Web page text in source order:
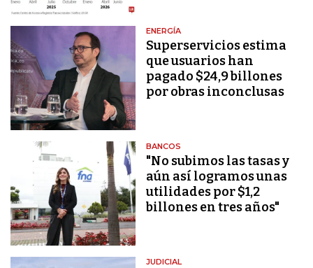
ENERGÍA
Superservicios estima
que usuarios han
pagado $24,9 billones
por obras inconclusas
BANCOS
"No subimos las tasas y
aún así logramos unas
utilidades por $1,2
billones en tres años"
JUDICIAL